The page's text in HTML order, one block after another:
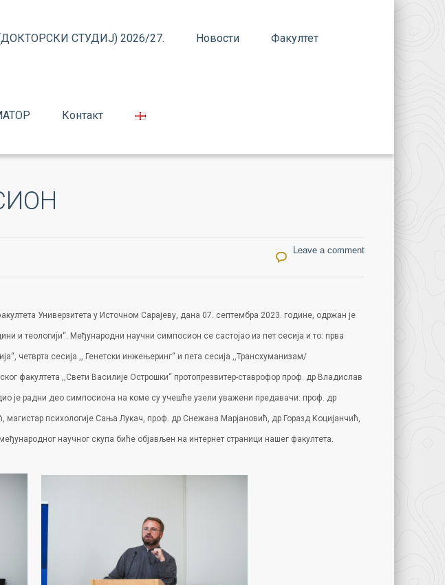
СТУДИЈ) 2026/27. Новости Факултет
Контакт
Leave a comment
Универзитета у Источном Сарајеву, дана 07. септембра 2023. године, одржан је
и теологији“. Међународни научни симпосион се састојао из пет сесија и то: прва
четврта сесија ,, Генетски инжењеринг“ и пета сесија ,,Трансхуманизам/
факултета ,,Свети Василије Острошки“ протопрезвитер-ставрофор проф. др Владислав
је радни део симпосиона на коме су учешће узели уважени предавачи: проф. др
психологије Сања Лукач, проф. др Снежана Марјановић, др Горазд Коцијанчић,
научног скупа биће објављен на интернет страници нашег факултета.